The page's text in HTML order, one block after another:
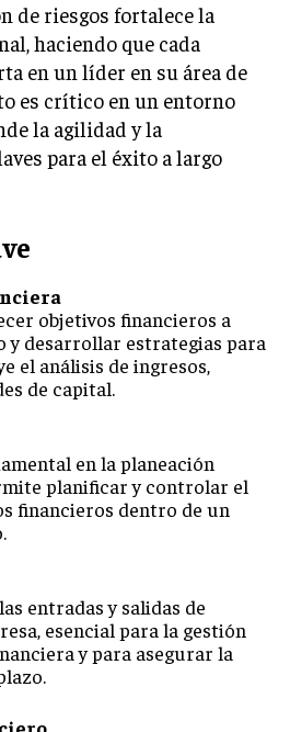
de riesgos fortalece la
haciendo que cada
en un líder en su área de
es crítico en un entorno
la agilidad y la
para el éxito a largo
objetivos financieros a
y desarrollar estrategias para
el análisis de ingresos,
de capital.
en la planeación
planificar y controlar el
financieros dentro de un
entradas y salidas de
esencial para la gestión
y para asegurar la